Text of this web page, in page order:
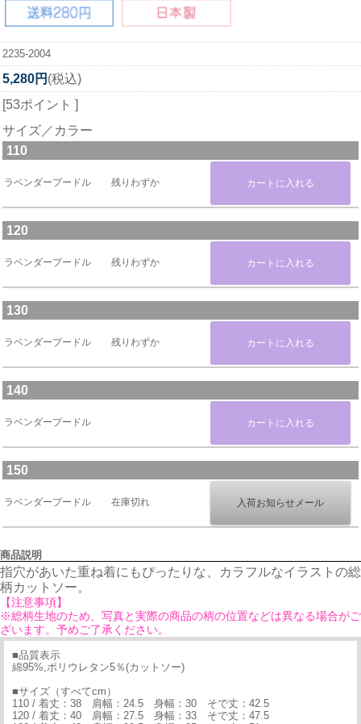
2235-2004
5,280円 (税込)
[53ポイント ]
サイズ／カラー
110
ラベンダープードル 残りわずか
120
ラベンダープードル 残りわずか
130
ラベンダープードル 残りわずか
140
ラベンダープードル
150
ラベンダープードル 在庫切れ
商品説明
指穴があいた重ね着にもぴったりな、カラフルなイラストの総
柄カットソー。
【注意事項】
※総柄生地のため、写真と実際の商品の柄の位置などは異なる場合がご
ざいます。予めご了承ください。
■品質表示
綿95%,ポリウレタン5％(カットソー)
■サイズ（すべてcm）
110 / 着丈：38 肩幅：24.5 身幅：30 そで丈：42.5
120 / 着丈：40 肩幅：27.5 身幅：33 そで丈：47.5